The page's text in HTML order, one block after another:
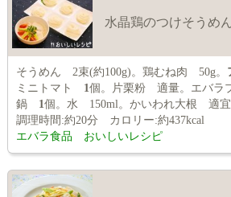
水晶鶏のつけそうめ
そうめん 2束(約100g)。鶏むね肉 50g。
ミニトマト 1 個。片栗粉 適量。エバラ
鍋 1 個。水 150ml。かいわれ大根 適宜
調理時間:約20分 カロリー:約437kcal
エバラ食品 おいしいレシピ